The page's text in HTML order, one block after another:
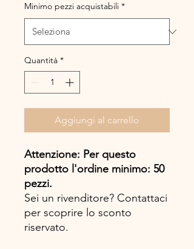
Minimo pezzi acquistabili *
Quantità *
Aggiungi al carrello
Attenzione: Per questo
prodotto l'ordine minimo: 50
pezzi.
Sei un rivenditore? Contattaci
per scoprire lo sconto
riservato.